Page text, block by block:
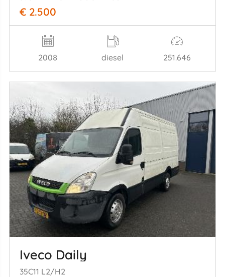
€ 2.500
2008 diesel 251.646
Iveco Daily
35C11 L2/H2